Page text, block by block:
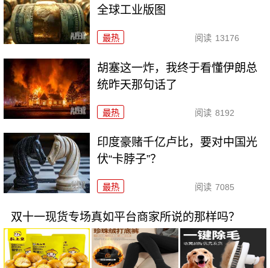
全球工业版图
最热 阅读 13176
胡塞这一炸，我终于看懂伊朗总
统昨天那句话了
最热 阅读 8192
印度豪赌千亿卢比，要对中国光
伏“卡脖子”？
最热 阅读 7085
双十一现货专场真如平台商家所说的那样吗？